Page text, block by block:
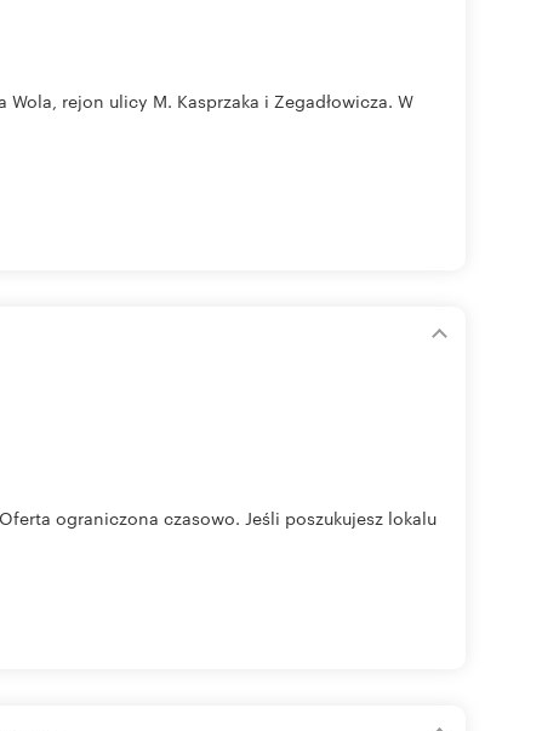
rejon ulicy M. Kasprzaka i Zegadłowicza. W
ograniczona czasowo. Jeśli poszukujesz lokalu